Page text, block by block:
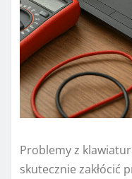
Problemy z
skutecznie zakłócić